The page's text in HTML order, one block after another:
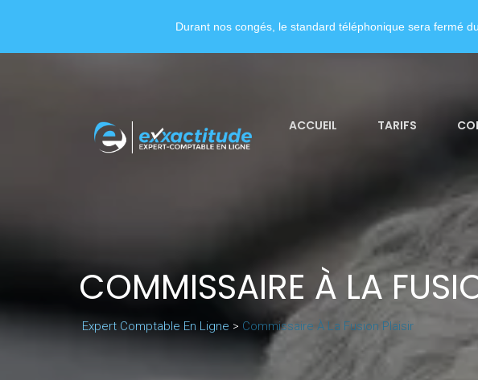
ACCUEIL TARIFS
COMMISSAIRE À LA
Expert Comptable En Ligne > Commissaire À La Fusion Plaisir
Durant nos congés, le standard téléphonique sera fermé